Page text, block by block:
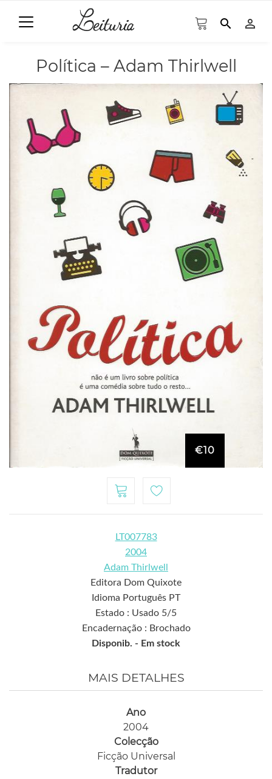
search person_outline
Política – Adam Thirlwell
€10
LT007783
2004
Adam Thirlwell
Editora Dom Quixote
Idioma Português PT
Estado : Usado 5/5
Encadernação : Brochado
Disponib. - Em stock
MAIS DETALHES
Ano
2004
Colecção
Ficção Universal
Tradutor